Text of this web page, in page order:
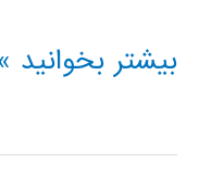
شبکه
ویولت
بیشتر بخوانید